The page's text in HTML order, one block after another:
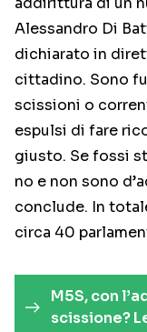
Alessandro Di
dichiarato in
cittadino. Sono
scissioni o
espulsi di fare
giusto. Se fossi
no e non sono
conclude. In
circa 40
M5S, con
scissione?